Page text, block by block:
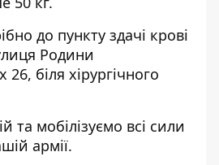
до пункту здачі крові
Родини
біля хірургічного
та мобілізуємо всі сили
армії.